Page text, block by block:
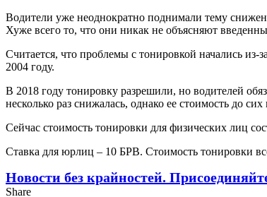
Водители уже неоднократно поднимали тему
Хуже всего то, что они никак не объясняют
Считается, что проблемы с тонировкой начались
2004 году.
В 2018 году тонировку разрешили, но водителей
несколько раз снижалась, однако ее стоимость до
Сейчас стоимость тонировки для физических лиц
Ставка для юрлиц – 10 БРВ. Стоимость тонировки
Новости без крайностей.
Share